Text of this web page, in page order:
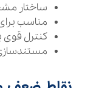
ساختار
مناسب
کنترل قوی